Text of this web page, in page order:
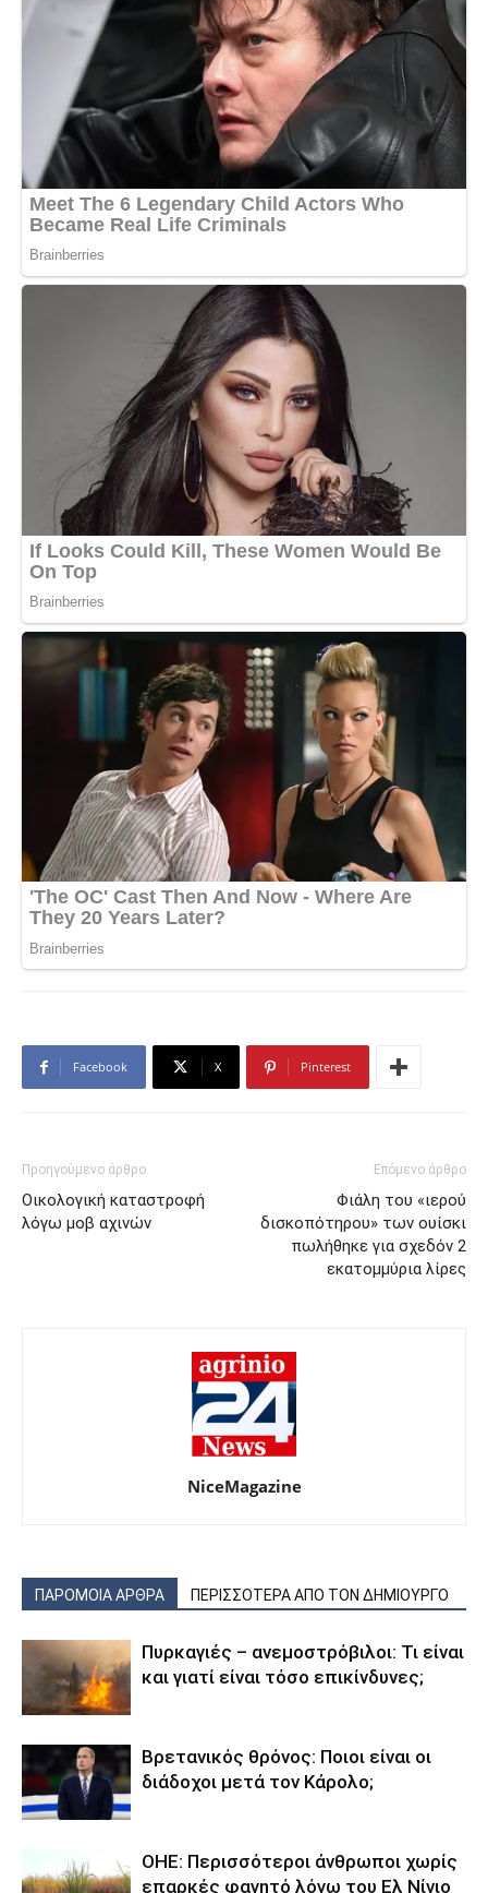
Facebook X Pinterest
Προηγούμενο άρθρο
Οικολογική καταστροφή
λόγω μοβ αχινών
Επόμενο άρθρο
Φιάλη του «ιερού
δισκοπότηρου» των ουίσκι
πωλήθηκε για σχεδόν 2
εκατομμύρια λίρες
NiceMagazine
ΠΑΡΟΜΟΙΑ ΑΡΘΡΑ ΠΕΡΙΣΣΟΤΕΡΑ ΑΠΟ ΤΟΝ ΔΗΜΙΟΥΡΓΟ
Πυρκαγιές – ανεμοστρόβιλοι: Τι είναι
και γιατί είναι τόσο επικίνδυνες;
Βρετανικός θρόνος: Ποιοι είναι οι
διάδοχοι μετά τον Κάρολο;
ΟΗΕ: Περισσότεροι άνθρωποι χωρίς
επαρκές φαγητό λόγω του Ελ Νίνιο